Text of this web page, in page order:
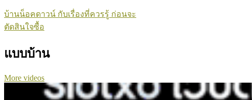
บ้านน็อคดาวน์ กับเรื่องที่ควรรู้ ก่อนจะ
ตัดสินใจซื้อ
แบบบ้าน
More videos